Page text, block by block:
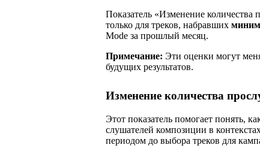
Показатель «Изменение
только для треков, набравших
Mode за прошлый месяц.
Примечание: Эти оценки могут
будущих результатов.
Изменение количества
Этот показатель помогает понять,
слушателей композиции в
периодом до выбора треков для